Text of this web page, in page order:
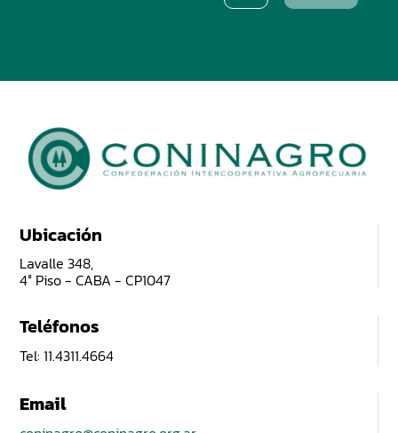
Ubicación
Lavalle 348,
4° Piso - CABA - CP1047
Teléfonos
Tel: 11.4311.4664
Email